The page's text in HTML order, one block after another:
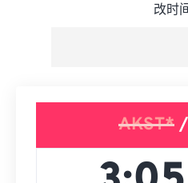
改时
AKST*/